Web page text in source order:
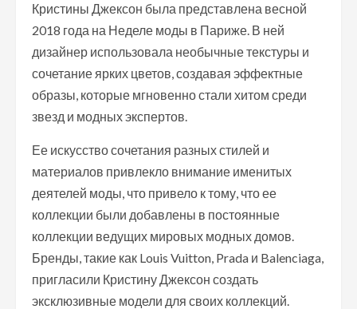
Кристины Джексон была представлена весной
2018 года на Неделе моды в Париже. В ней
дизайнер использовала необычные текстуры и
сочетание ярких цветов, создавая эффектные
образы, которые мгновенно стали хитом среди
звезд и модных экспертов.
Ее искусство сочетания разных стилей и
материалов привлекло внимание именитых
деятелей моды, что привело к тому, что ее
коллекции были добавлены в постоянные
коллекции ведущих мировых модных домов.
Бренды, такие как Louis Vuitton, Prada и Balenciaga,
пригласили Кристину Джексон создать
эксклюзивные модели для своих коллекций.